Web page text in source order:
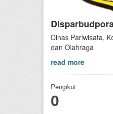
Dinas Pariwisata,
dan Olahraga
read more
Pengikut
0